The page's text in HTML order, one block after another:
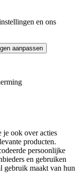
en ons
aanpassen
ook over acties
producten.
persoonlijke
en gebruiken
gebruik maakt van hun